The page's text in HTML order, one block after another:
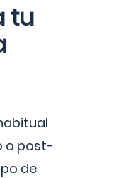
tu
o post-
de